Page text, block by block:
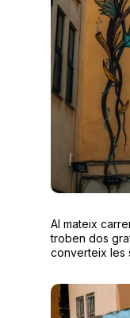
Al mateix
troben dos
converteix les